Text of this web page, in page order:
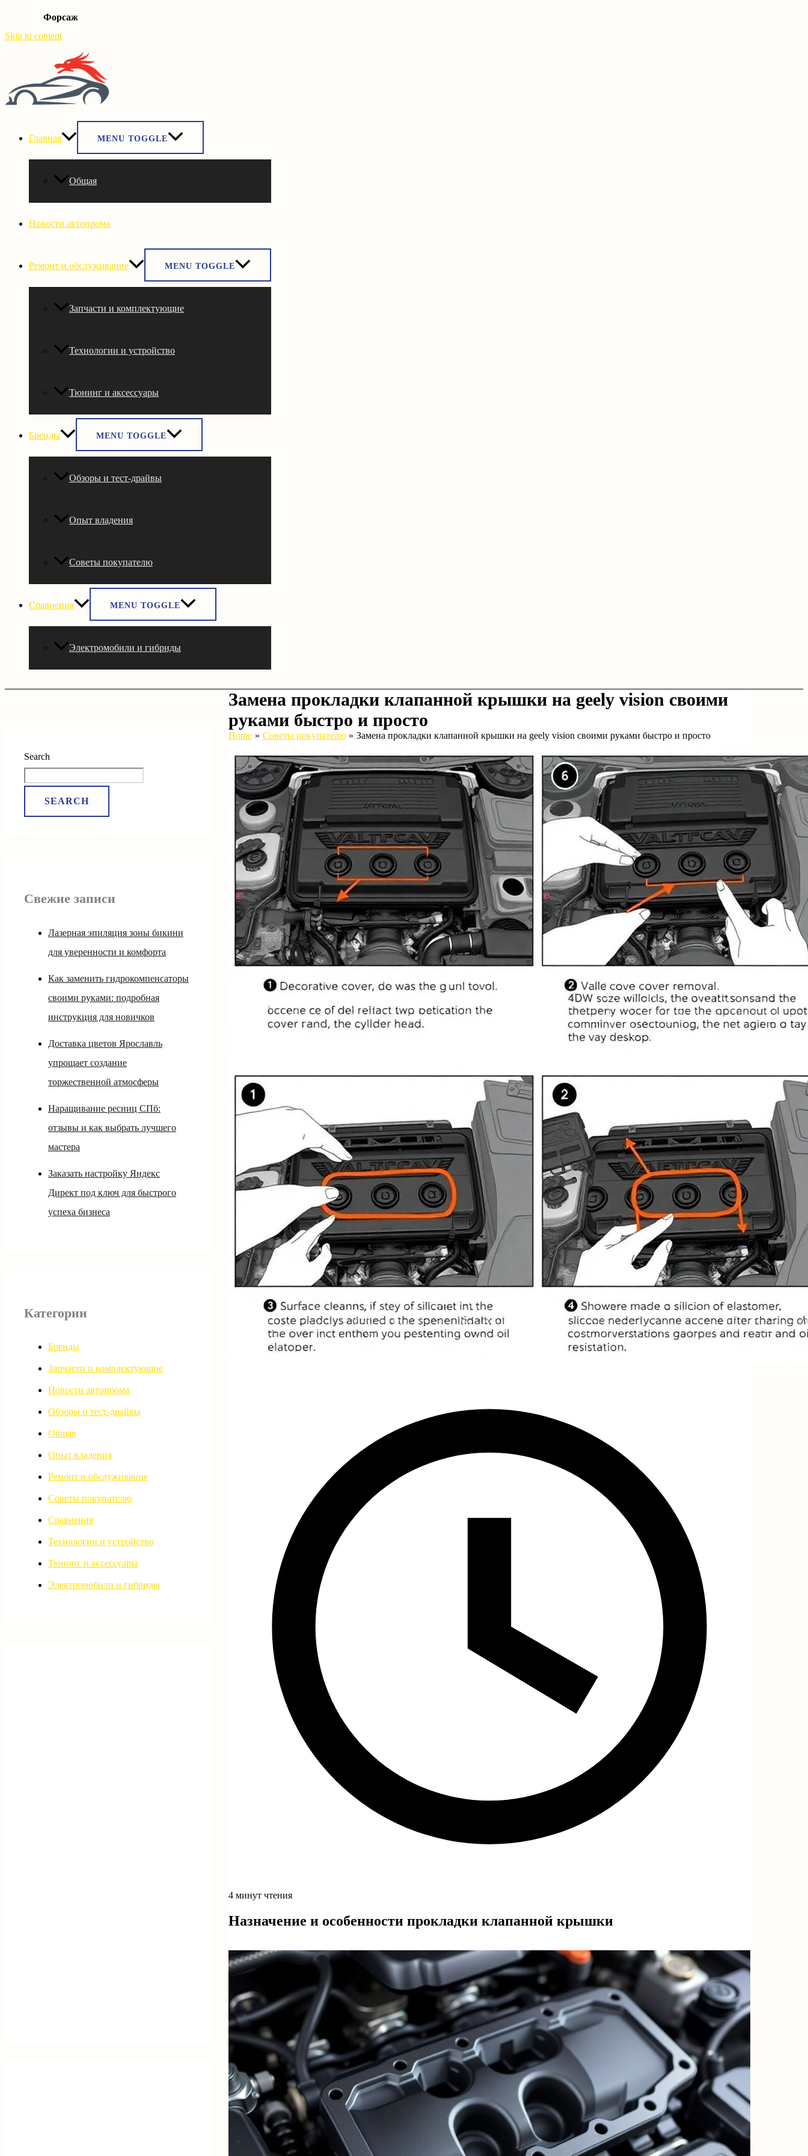
Форсаж
Skip to content
Главная MENU TOGGLE
Общая
Новости автопрома
Ремонт и обслуживание MENU TOGGLE
Запчасти и комплектующие
Технологии и устройство
Тюнинг и аксессуары
Бренды MENU TOGGLE
Обзоры и тест-драйвы
Опыт владения
Советы покупателю
Сравнения MENU TOGGLE
Электромобили и гибриды
Search
SEARCH
Свежие записи
Лазерная эпиляция зоны бикини
для уверенности и комфорта
Как заменить гидрокомпенсаторы
своими руками: подробная
инструкция для новичков
Доставка цветов Ярославль
упрощает создание
торжественной атмосферы
Наращивание ресниц СПб:
отзывы и как выбрать лучшего
мастера
Заказать настройку Яндекс
Директ под ключ для быстрого
успеха бизнеса
Категории
Бренды
Запчасти и комплектующие
Новости автопрома
Обзоры и тест-драйвы
Общая
Опыт владения
Ремонт и обслуживание
Советы покупателю
Сравнения
Технологии и устройство
Тюнинг и аксессуары
Электромобили и гибриды
Замена прокладки клапанной крышки на geely vision своими
руками быстро и просто
Home Советы покупателю Замена прокладки клапанной крышки на geely vision своими руками быстро и просто
4 минут чтения
Назначение и особенности прокладки клапанной крышки